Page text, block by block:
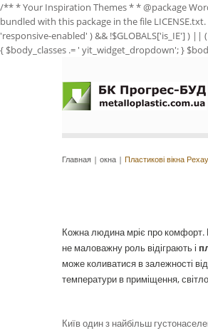
/** * Your Inspiration Themes * * @package
bundled with this package in the file
'responsive-enabled' ) && !$GLOBALS['is_IE'] )
{ $body_classes .= ' yit_widget_dropdown'; }
Главная | окна | Пластикові вікна
Кожна людина мріє про комфорт.
не маловажну роль відіграють і
може коливатися в залежності
температури в приміщення,
Київ один з найбільш